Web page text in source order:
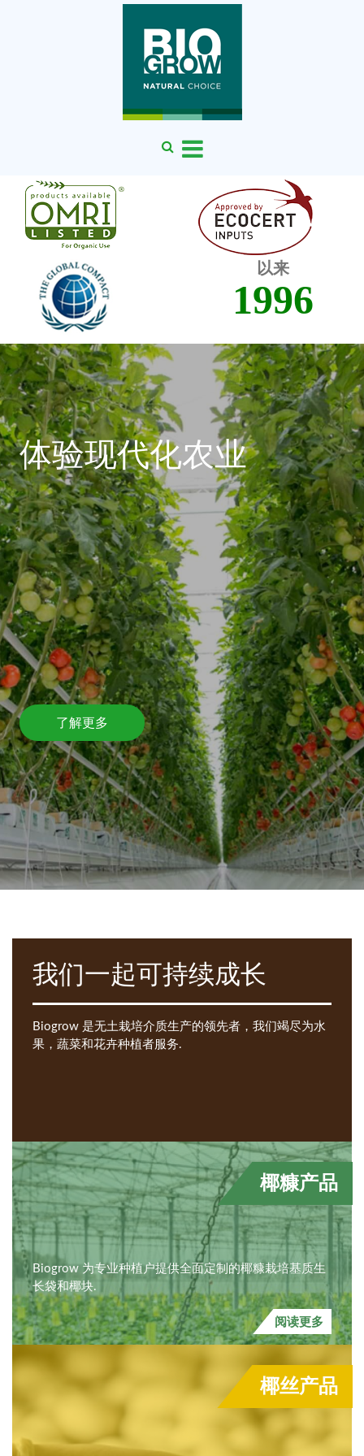
以来
1996
体验现代化农业
了解更多
我们一起可持续成长
Biogrow 是无土栽培介质生产的领先者，我们竭尽为水
果，蔬菜和花卉种植者服务.
椰糠产品
Biogrow 为专业种植户提供全面定制的椰糠栽培基质生
长袋和椰块.
阅读更多
椰丝产品